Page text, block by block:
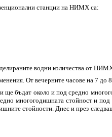
станции на НИМХ са:
водни количества от
От вечерните часове на 7
ще бъдат около и под средно
многогодишната стойност и
стойности. Днес и през